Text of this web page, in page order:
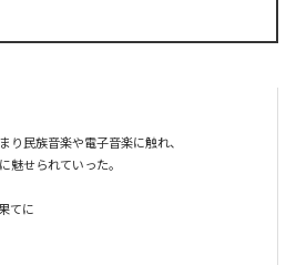
り民族音楽や電子音楽に触れ、
魅せられていった。
てに